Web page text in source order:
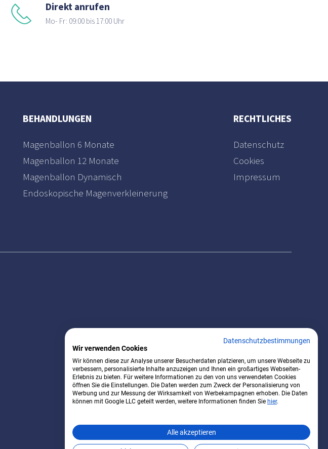
Direkt anrufen
Mo- Fr: 09:00 bis 17:00 Uhr
BEHANDLUNGEN
Magenballon 6 Monate
Magenballon 12 Monate
Magenballon Dynamisch
Endoskopische Magenverkleinerung
RECHTLICHES
Datenschutz
Cookies
Impressum
Datenschutzbestimmungen
Wir verwenden Cookies
Wir können diese zur Analyse unserer Besucherdaten platzieren, um unsere Webseite zu
verbessern, personalisierte Inhalte anzuzeigen und Ihnen ein großartiges Webseiten-
Erlebnis zu bieten. Für weitere Informationen zu den von uns verwendeten Cookies
öffnen Sie die Einstellungen. Die Daten werden zum Zweck der Personalisierung von
Werbung und zur Messung der Wirksamkeit von Werbekampagnen erhoben. Die Daten
können mit Google LLC geteilt werden, weitere Informationen finden Sie hier.
Alle akzeptieren